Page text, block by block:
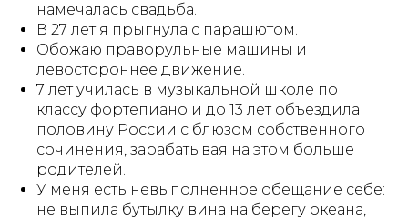
намечалась свадьба.
В 27 лет я прыгнула с парашютом.
Обожаю праворульные машины и
левостороннее движение.
7 лет училась в музыкальной школе по
классу фортепиано и до 13 лет объездила
половину России с блюзом собственного
сочинения, зарабатывая на этом больше
родителей.
У меня есть невыполненное обещание себе:
не выпила бутылку вина на берегу океана,